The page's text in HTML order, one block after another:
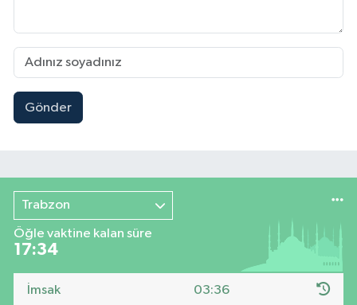
Gönder
Trabzon
Öğle vaktine kalan süre
17:33
İmsak 03:36